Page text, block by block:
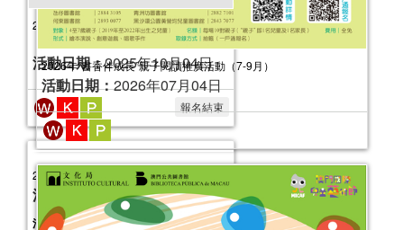
2026年“書香伴成長”親子閱讀推廣活動（7-9月）
活動日期：2026年07月04日